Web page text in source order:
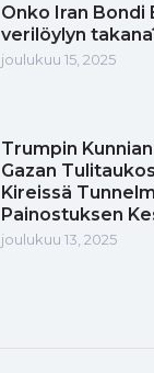
Onko Iran Bondi
verilöylyn
joulukuu 15, 2025
Trumpin
Gazan
Kireissä
Painostuksen
joulukuu 13, 2025